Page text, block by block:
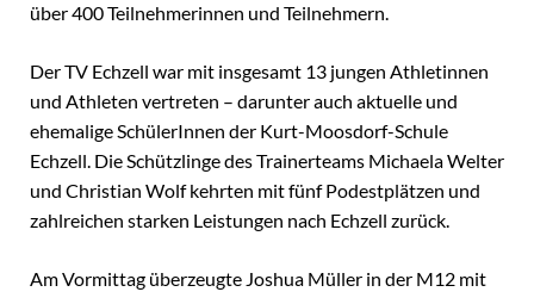
über 400 Teilnehmerinnen und Teilnehmern.
Der TV Echzell war mit insgesamt 13 jungen Athletinnen
und Athleten vertreten – darunter auch aktuelle und
ehemalige SchülerInnen der Kurt-Moosdorf-Schule
Echzell. Die Schützlinge des Trainerteams Michaela Welter
und Christian Wolf kehrten mit fünf Podestplätzen und
zahlreichen starken Leistungen nach Echzell zurück.
Am Vormittag überzeugte Joshua Müller in der M12 mit